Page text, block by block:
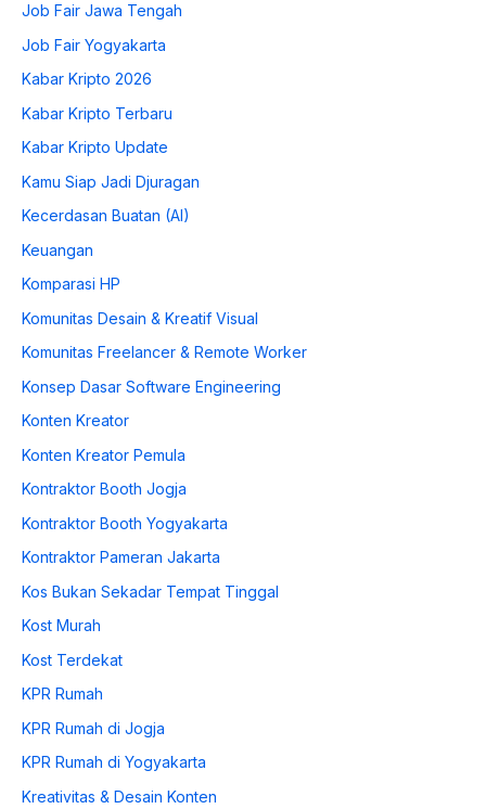
Job Fair Jawa Tengah
Job Fair Yogyakarta
Kabar Kripto 2026
Kabar Kripto Terbaru
Kabar Kripto Update
Kamu Siap Jadi Djuragan
Kecerdasan Buatan (AI)
Keuangan
Komparasi HP
Komunitas Desain & Kreatif Visual
Komunitas Freelancer & Remote Worker
Konsep Dasar Software Engineering
Konten Kreator
Konten Kreator Pemula
Kontraktor Booth Jogja
Kontraktor Booth Yogyakarta
Kontraktor Pameran Jakarta
Kos Bukan Sekadar Tempat Tinggal
Kost Murah
Kost Terdekat
KPR Rumah
KPR Rumah di Jogja
KPR Rumah di Yogyakarta
Kreativitas & Desain Konten